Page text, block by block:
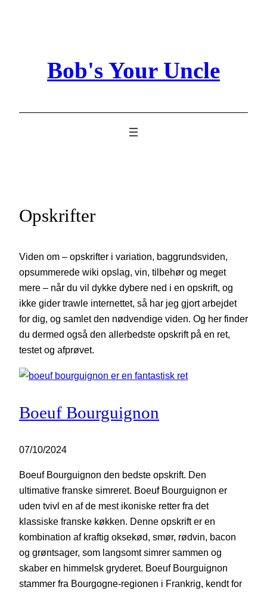
Bob's Your Uncle
Opskrifter
Viden om – opskrifter i variation, baggrundsviden,
opsummerede wiki opslag, vin, tilbehør og meget
mere – når du vil dykke dybere ned i en opskrift, og
ikke gider trawle internettet, så har jeg gjort arbejdet
for dig, og samlet den nødvendige viden. Og her finder
du dermed også den allerbedste opskrift på en ret,
testet og afprøvet.
Boeuf Bourguignon
07/10/2024
Boeuf Bourguignon den bedste opskrift. Den
ultimative franske simreret. Boeuf Bourguignon er
uden tvivl en af de mest ikoniske retter fra det
klassiske franske køkken. Denne opskrift er en
kombination af kraftig oksekød, smør, rødvin, bacon
og grøntsager, som langsomt simrer sammen og
skaber en himmelsk gryderet. Boeuf Bourguignon
stammer fra Bourgogne-regionen i Frankrig, kendt for